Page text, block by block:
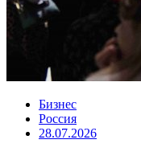
Бизнес
Россия
28.07.2026